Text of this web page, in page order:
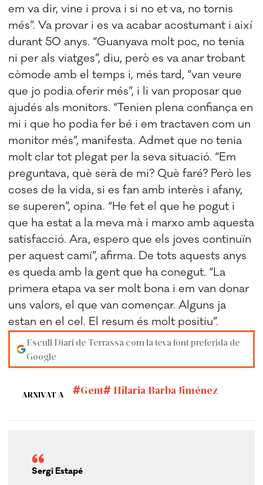
em va dir, vine i prova i si no et va, no tornis
més”. Va provar i es va acabar acostumant i així
durant 50 anys. “Guanyava molt poc, no tenia
ni per als viatges”, diu, però es va anar trobant
còmode amb el temps i, més tard, “van veure
que jo podia oferir més”, i li van proposar que
ajudés als monitors. “Tenien plena confiança en
mi i que ho podia fer bé i em tractaven com un
monitor més”, manifesta. Admet que no tenia
molt clar tot plegat per la seva situació. “Em
preguntava, què serà de mi? Què faré? Però les
coses de la vida, si es fan amb interès i afany,
se superen”, opina. “He fet el que he pogut i
que ha estat a la meva mà i marxo amb aquesta
satisfacció. Ara, espero que els joves continuïn
per aquest camí”, afirma. De tots aquests anys
es queda amb la gent que ha conegut. “La
primera etapa va ser molt bona i em van donar
uns valors, el que van començar. Alguns ja
estan en el cel. El resum és molt positiu”.
Escull Diari de Terrassa com la teva font preferida de
Google
ARXIVAT A Gent Hilaria Barba Jiménez
Sergi Estapé